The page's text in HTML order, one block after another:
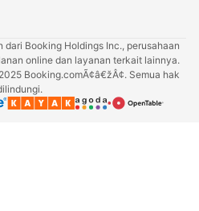
Booking Holdings Inc., perusahaan
online dan layanan terkait lainnya.
Booking.comÃ¢â€žÂ¢. Semua hak